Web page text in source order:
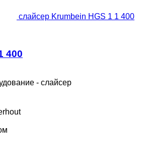
слайсер Krumbein HGS 1 1 400
400
- слайсер